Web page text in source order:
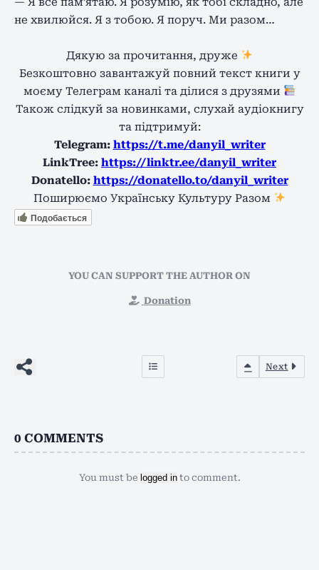
не хвилюйся. Я з тобою. Я поруч. Ми разом…
Дякую за прочитання, друже
Безкоштовно завантажуй повний текст книги у
моєму Телеграм каналі та ділися з друзями
Також слідкуй за новинками, слухай аудіокнигу
та підтримуй:
Telegram: https://t.me/danyil_writer
LinkTree: https://linktr.ee/danyil_writer
Donatello: https://donatello.to/danyil_writer
Поширюємо Українську Культуру Разом
Подобається
YOU CAN SUPPORT THE AUTHOR ON
Donation
Next
0 COMMENTS
You must be logged into comment.